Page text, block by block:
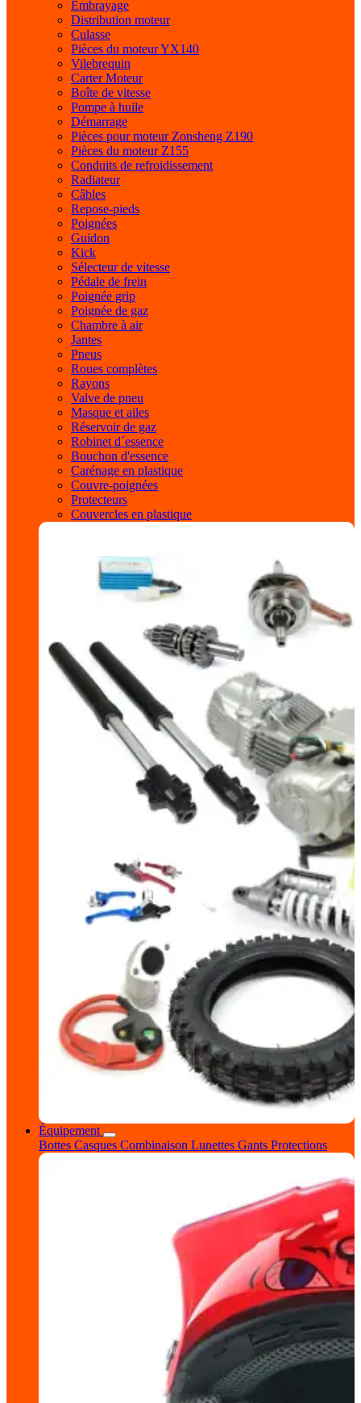
Embrayage
Distribution moteur
Culasse
Pièces du moteur YX140
Vilebrequin
Carter Moteur
Boîte de vitesse
Pompe à huile
Démarrage
Pièces pour moteur Zonsheng Z190
Pièces du moteur Z155
Conduits de refroidissement
Radiateur
Câbles
Repose-pieds
Poignées
Guidon
Kick
Sélecteur de vitesse
Pédale de frein
Poignée grip
Poignée de gaz
Chambre à air
Jantes
Pneus
Roues complètes
Rayons
Valve de pneu
Masque et ailes
Réservoir de gaz
Robinet d´essence
Bouchon d'essence
Carénage en plastique
Couvre-poignées
Protecteurs
Couvercles en plastique
Équipement
Bottes Casques Combinaison Lunettes Gants Protections